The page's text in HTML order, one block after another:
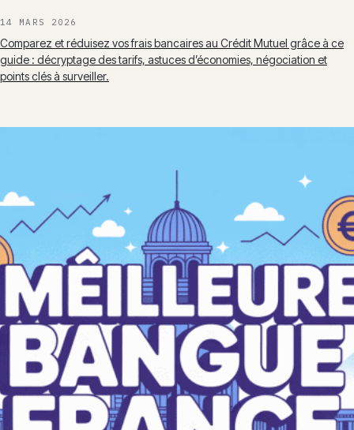
14 MARS 2026
Comparez et réduisez vos frais bancaires au Crédit Mutuel grâce à ce
guide : décryptage des tarifs, astuces d’économies, négociation et
points clés à surveiller.